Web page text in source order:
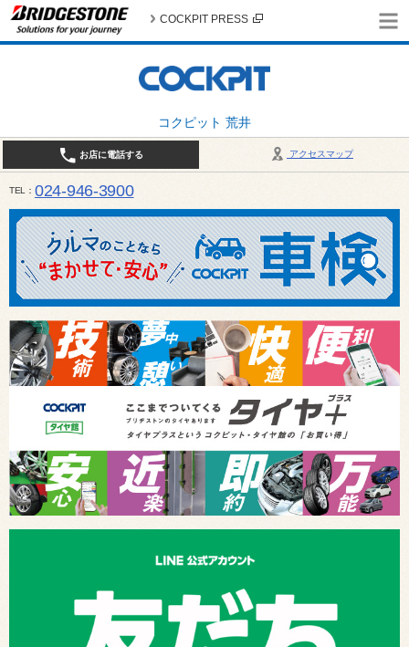
コクピット 荒井
COCKPIT PRESS
アクセスマップ
お店に電話する
TEL 024-946-3900
平日 9:30～19:00 日・祝日 9:30～18:00 / 定休日：毎週火曜日・繁忙期（4月・12月）を除
ご確認ください。